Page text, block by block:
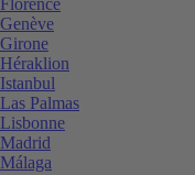
Genève
Girone
Héraklion
Istanbul
Las Palmas
Lisbonne
Madrid
Málaga